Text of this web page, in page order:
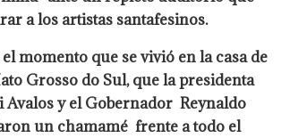
a los artistas santafesinos.
momento que se vivió en la casa de
Grosso do Sul, que la presidenta
y el Gobernador Reynaldo
un chamamé frente a todo el